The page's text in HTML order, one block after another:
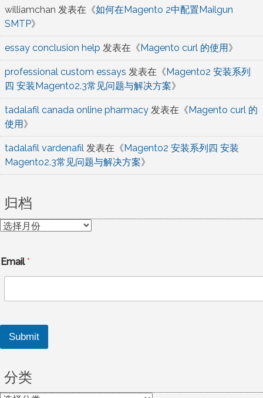
williamchan 发表在《如何在Magento 2中配置Mailgun
SMTP》
essay conclusion help 发表在《 Magento curl 的使用 》
professional custom essays 发表在《 Magento2 安装系列
四 安装Magento2.3常见问题与解决方案》
tadalafil canada online pharmacy 发表在《 Magento curl 的
使用 》
tadalafil vardenafil 发表在《 Magento2 安装系列四 安装
Magento2.3常见问题与解决方案》
归档
归
Email*
Submit
分类